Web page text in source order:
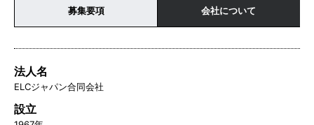
募集要項 会社について
法人名
ELCジャパン合同会社
設立